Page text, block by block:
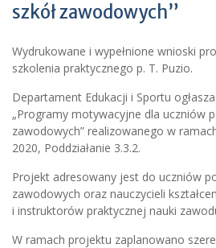
szkół zawodowych”
Wydrukowane i wypełnione wnioski
szkolenia praktycznego p. T. Puzio.
Departament Edukacji i Sportu
„Programy motywacyjne dla uczniów
zawodowych” realizowanego w
2020, Poddziałanie 3.3.2.
Projekt adresowany jest do uczniów
zawodowych oraz nauczycieli
i instruktorów praktycznej nauki
W ramach projektu zaplanowano